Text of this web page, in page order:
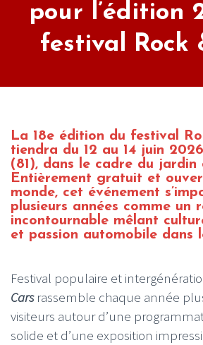
pour l’édition
festival Rock
La 18e édition du festival
tiendra du 12 au 14 juin
(81), dans le cadre du jardin
Entièrement gratuit et
monde, cet événement
plusieurs années comme un
incontournable mêlant
et passion automobile dans
Festival populaire et
Carsrassemble chaque année
visiteurs autour d’une
solide et d’une exposition